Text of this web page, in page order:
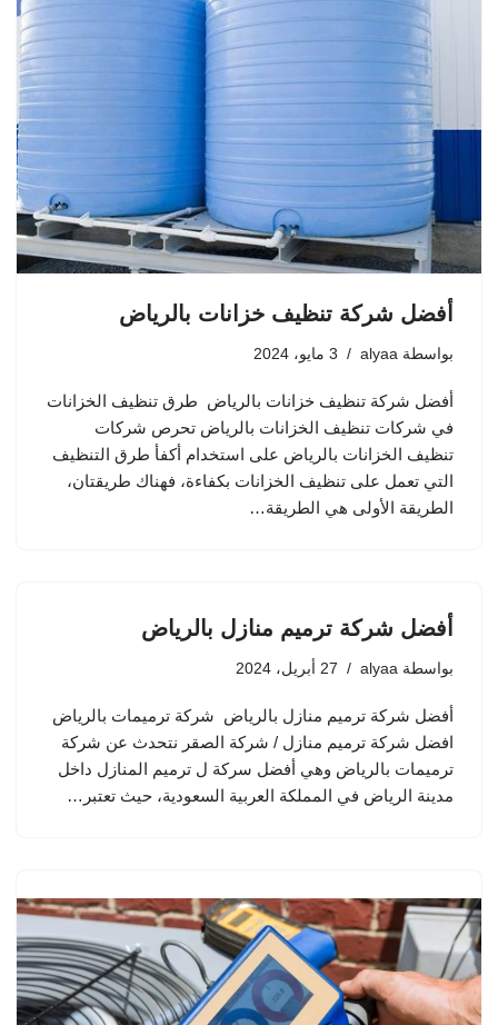
أفضل شركة تنظيف خزانات بالرياض
بواسطة alyaa 3 مايو، 2024
أفضل شركة تنظيف خزانات بالرياض طرق تنظيف الخزانات
في شركات تنظيف الخزانات بالرياض تحرص شركات
تنظيف الخزانات بالرياض على استخدام أكفأ طرق التنظيف
التي تعمل على تنظيف الخزانات بكفاءة، فهناك طريقتان،
الطريقة الأولى هي الطريقة…
أفضل شركة ترميم منازل بالرياض
بواسطة alyaa 27 أبريل، 2024
أفضل شركة ترميم منازل بالرياض شركة ترميمات بالرياض
افضل شركة ترميم منازل / شركة الصقر نتحدث عن شركة
ترميمات بالرياض وهي أفضل سركة ل ترميم المنازل داخل
مدينة الرياض في المملكة العربية السعودية، حيث تعتبر…